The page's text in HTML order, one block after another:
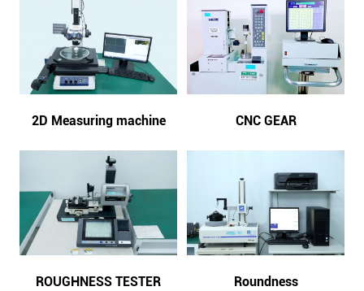
2D Measuring machine CNC GEAR
ROUGHNESS TESTER Roundness